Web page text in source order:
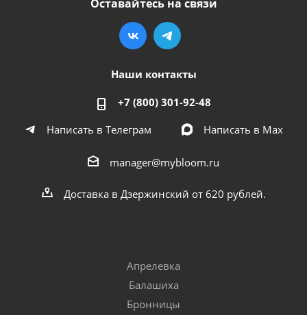
Оставайтесь на связи
Наши контакты
+7 (800) 301-92-48
Написать в Телеграм
Написать в Мах
manager@mybloom.ru
Доставка в Дзержинский от 620 рублей.
Апрелевка
Балашиха
Бронницы